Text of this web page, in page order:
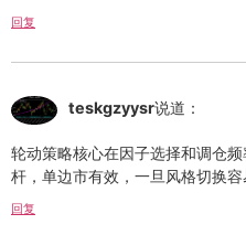
回复
teskgzyysr说道：
轮动策略核心在因子选择和调仓
杆，单边市有效，一旦风格切换容
回复